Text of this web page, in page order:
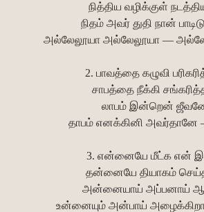
நித்திய வழிக்குள்
நிதம் அவர் துதி நான்
அல்லேலூயா அல்லேலூயா —
2. பாவத்தை கழுவி
சாபத்தை நீக்கி
லாபம் இன்றென்
தாபம் எனக்கினி அவர்தானே
3. என்னையே மீட்க என்
தன்னையே தியாகம்
அன்னையாய் அப்பனாய்
உன்னையும் அன்பாய்